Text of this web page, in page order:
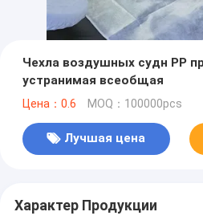
Чехла воздушных судн PP
устранимая всеобщая
Цена：0.6 MOQ：100000pcs
Лучшая цена
Характер Продукции